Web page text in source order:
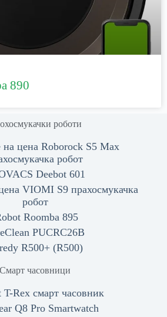
890
роботи
на цена Roborock S5 Max
робот
Deebot 601
VIOMI S9 прахосмукачка
робот
Roomba 895
PUCRC26B
R500+ (R500)
Смарт часовници
Rex смарт часовник
Q8 Pro Smartwatch